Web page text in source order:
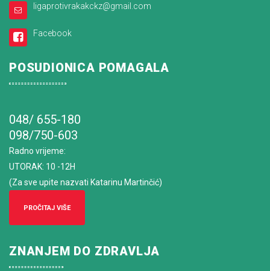
ligaprotivrakakckz@gmail.com
Facebook
POSUDIONICA POMAGALA
048/ 655-180
098/750-603
Radno vrijeme:
UTORAK: 10 -12H
(Za sve upite nazvati Katarinu Martinčić)
PROČITAJ VIŠE
ZNANJEM DO ZDRAVLJA